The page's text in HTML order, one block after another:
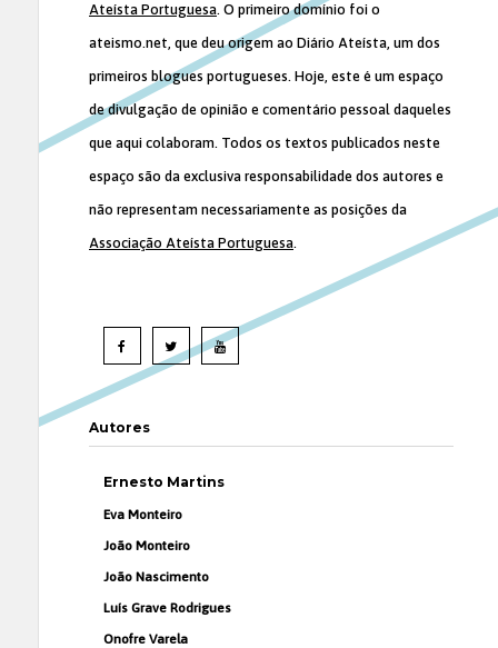
Ateísta Portuguesa. O primeiro domínio foi o
ateismo.net, que deu origem ao Diário Ateísta, um dos
primeiros blogues portugueses. Hoje, este é um espaço
de divulgação de opinião e comentário pessoal daqueles
que aqui colaboram. Todos os textos publicados neste
espaço são da exclusiva responsabilidade dos autores e
não representam necessariamente as posições da
Associação Ateísta Portuguesa.
Autores
Ernesto Martins
Eva Monteiro
João Monteiro
João Nascimento
Luís Grave Rodrigues
Onofre Varela